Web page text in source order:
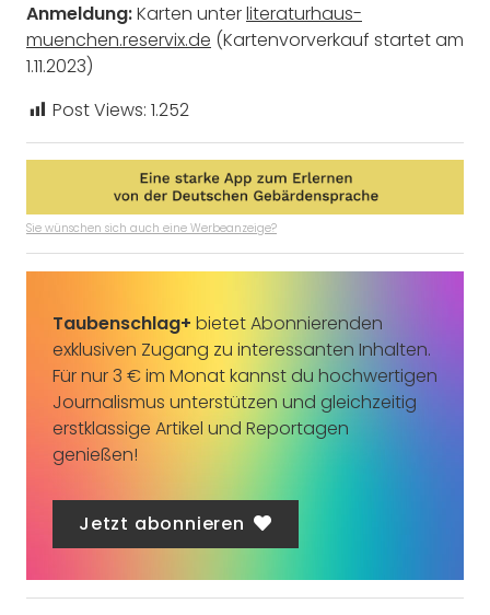
Anmeldung:Karten unterliteraturhaus-
muenchen.reservix.de (Kartenvorverkauf startet am
1.11.2023)
Post Views: 1.252
Sie wünschen sich auch eine Werbeanzeige?
Taubenschlag+ bietet Abonnierenden
exklusiven Zugang zu interessanten Inhalten.
Für nur 3 € im Monat kannst du hochwertigen
Journalismus unterstützen und gleichzeitig
erstklassige Artikel und Reportagen
genießen!
Jetzt abonnieren